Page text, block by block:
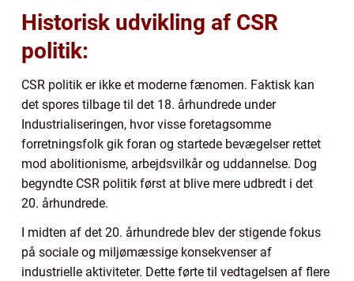
Historisk udvikling af CSR
politik:
CSR politik er ikke et moderne fænomen. Faktisk kan
det spores tilbage til det 18. århundrede under
Industrialiseringen, hvor visse foretagsomme
forretningsfolk gik foran og startede bevægelser rettet
mod abolitionisme, arbejdsvilkår og uddannelse. Dog
begyndte CSR politik først at blive mere udbredt i det
20. århundrede.
I midten af det 20. århundrede blev der stigende fokus
på sociale og miljømæssige konsekvenser af
industrielle aktiviteter. Dette førte til vedtagelsen af flere